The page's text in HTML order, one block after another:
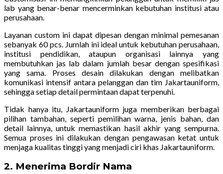
lab yang benar-benar mencerminkan kebutuhan institusi atau
perusahaan.
Layanan custom ini dapat dipesan dengan minimal pemesanan
sebanyak 60 pcs. Jumlah ini ideal untuk kebutuhan perusahaan,
institusi pendidikan, ataupun organisasi lainnya yang
membutuhkan jas lab dalam jumlah besar dengan spesifikasi
yang sama. Proses desain dilakukan dengan melibatkan
komunikasi intensif antara pelanggan dan tim Jakartauniform,
sehingga setiap detail permintaan dapat terpenuhi.
Tidak hanya itu, Jakartauniform juga memberikan berbagai
pilihan tambahan, seperti pemilihan warna, jenis bahan, dan
detail lainnya, untuk memastikan hasil akhir yang sempurna.
Semua proses ini dilakukan dengan pengawasan ketat untuk
menjaga kualitas tinggi yang menjadi ciri khas Jakartauniform.
2. Menerima Bordir Nama